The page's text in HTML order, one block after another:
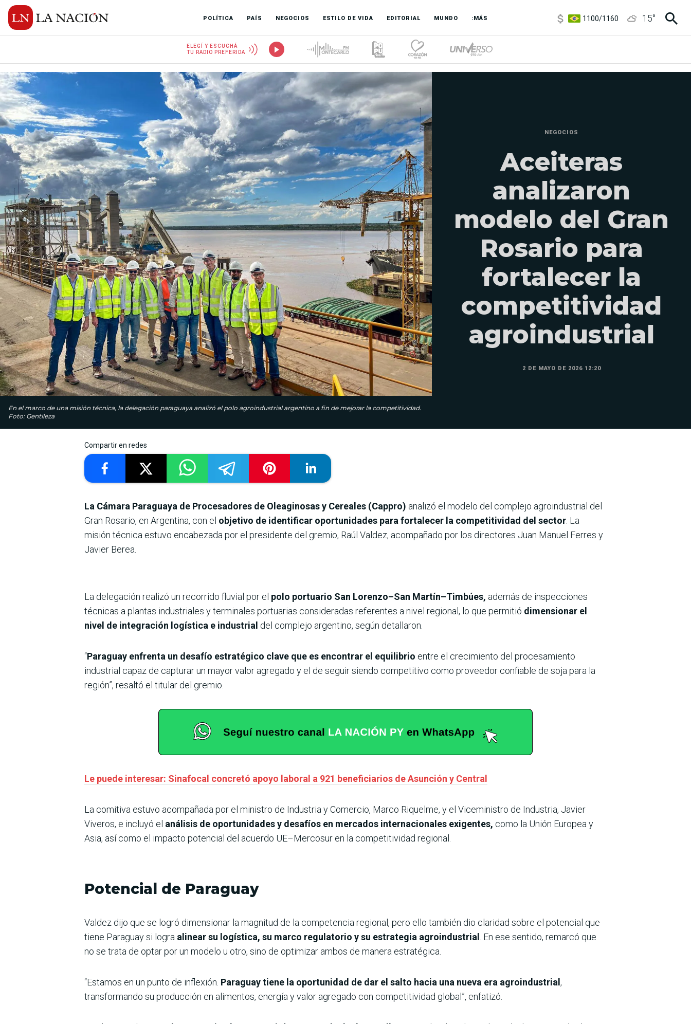
POLÍTICA PAÍS NEGOCIOS ESTILO DE VIDA EDITORIAL MUNDO :MÁS
3,8/4
15°
ELEGÍ Y ESCUCHÁ
TU RADIO PREFERIDA
En el marco de una misión técnica, la delegación paraguaya analizó el polo agroindustrial argentino a fin de mejorar la competitividad.
Foto: Gentileza
NEGOCIOS
Aceiteras
analizaron
modelo del Gran
Rosario para
fortalecer la
competitividad
agroindustrial
2 DE MAYO DE 2026 12:20
Compartir en redes
La Cámara Paraguaya de Procesadores de Oleaginosas y Cereales (Cappro) analizó el modelo del complejo agroindustrial del
Gran Rosario, en Argentina, con el objetivo de identificar oportunidades para fortalecer la competitividad del sector . La
misión técnica estuvo encabezada por el presidente del gremio, Raúl Valdez, acompañado por los directores Juan Manuel Ferres y
Javier Berea.
La delegación realizó un recorrido fluvial por el polo portuario San Lorenzo–San Martín–Timbúes, además de inspecciones
técnicas a plantas industriales y terminales portuarias consideradas referentes a nivel regional, lo que permitió dimensionar el
nivel de integración logística e industrial del complejo argentino, según detallaron.
“Paraguay enfrenta un desafío estratégico clave que es encontrar el equilibrio entre el crecimiento del procesamiento
industrial capaz de capturar un mayor valor agregado y el de seguir siendo competitivo como proveedor confiable de soja para la
región”, resaltó el titular del gremio.
Le puede interesar: Sinafocal concretó apoyo laboral a 921 beneficiarios de Asunción y Central
La comitiva estuvo acompañada por el ministro de Industria y Comercio, Marco Riquelme, y el Viceministro de Industria, Javier
Viveros, e incluyó el análisis de oportunidades y desafíos en mercados internacionales exigentes, como la Unión Europea y
Asia, así como el impacto potencial del acuerdo UE–Mercosur en la competitividad regional.
Potencial de Paraguay
Valdez dijo que se logró dimensionar la magnitud de la competencia regional, pero ello también dio claridad sobre el potencial que
tiene Paraguay si logra alinear su logística, su marco regulatorio y su estrategia agroindustrial
. En ese sentido, remarcó que
no se trata de optar por un modelo u otro, sino de optimizar ambos de manera estratégica.
“Estamos en un punto de inflexión. Paraguay tiene la oportunidad de dar el salto hacia una nueva era agroindustrial ,
transformando su producción en alimentos, energía y valor agregado con competitividad global”, enfatizó.